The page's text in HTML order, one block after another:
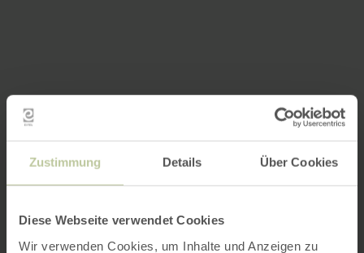
Zustimmung Details Über Cookies
Diese Webseite verwendet Cookies
Wir verwenden Cookies, um Inhalte und Anzeigen zu